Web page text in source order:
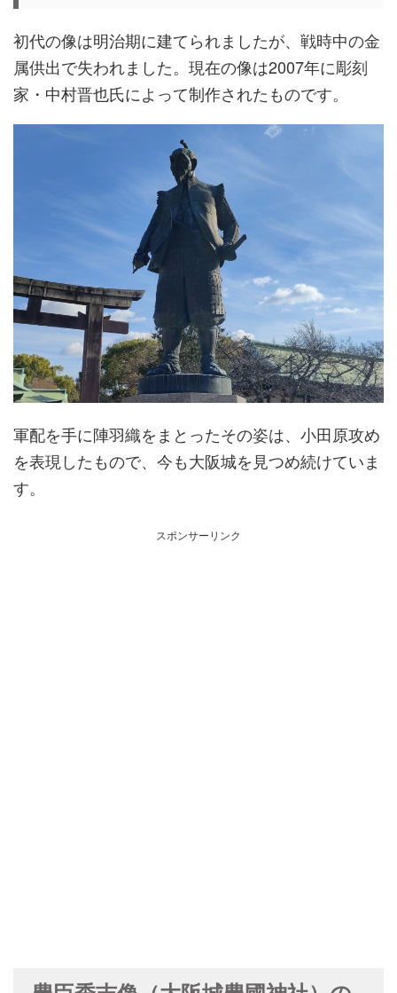
初代の像は明治期に建てられましたが、戦時中の金
属供出で失われました。現在の像は2007年に彫刻
家・中村晋也氏によって制作されたものです。
軍配を手に陣羽織をまとったその姿は、小田原攻め
を表現したもので、今も大阪城を見つめ続けていま
す。
スポンサーリンク